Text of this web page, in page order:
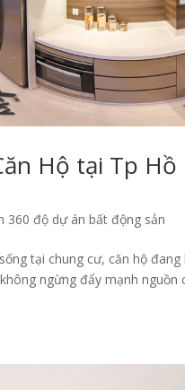
Hộ tại Tp Hồ
360 độ dự án bất động sản
tại chung cư, căn hộ đang
ngừng đẩy mạnh nguồn